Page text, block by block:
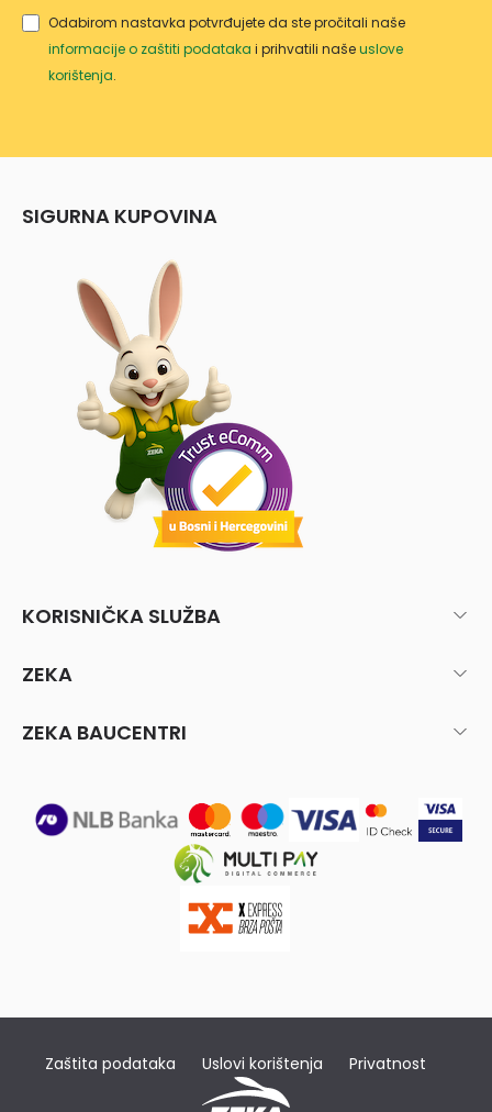
Odabirom nastavka potvrđujete da ste pročitali naše
informacije o zaštiti podataka i prihvatili našeuslove
korištenja.
SIGURNA KUPOVINA
KORISNIČKA SLUŽBA
ZEKA
ZEKA BAUCENTRI
Zaštita podataka Uslovi korištenja Privatnost